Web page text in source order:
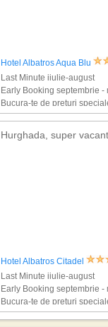
Oferte
Oradea
Hotel Albatros Aqua Blu
Last Minute iiulie-august
Early Booking septembrie -
Bucura-te de preturi
Hurghada, super
Hotel Albatros Citadel
Last Minute iiulie-august
Early Booking septembrie -
Bucura-te de preturi